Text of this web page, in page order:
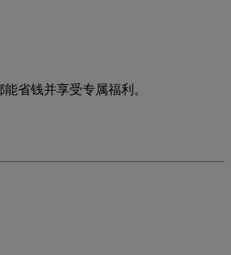
省钱并享受专属福利。